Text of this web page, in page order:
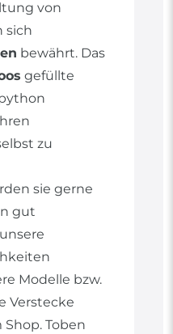
von
sich
bewährt. Das
gefüllte
zu
sie gerne
gut
Modelle bzw.
Verstecke
Toben